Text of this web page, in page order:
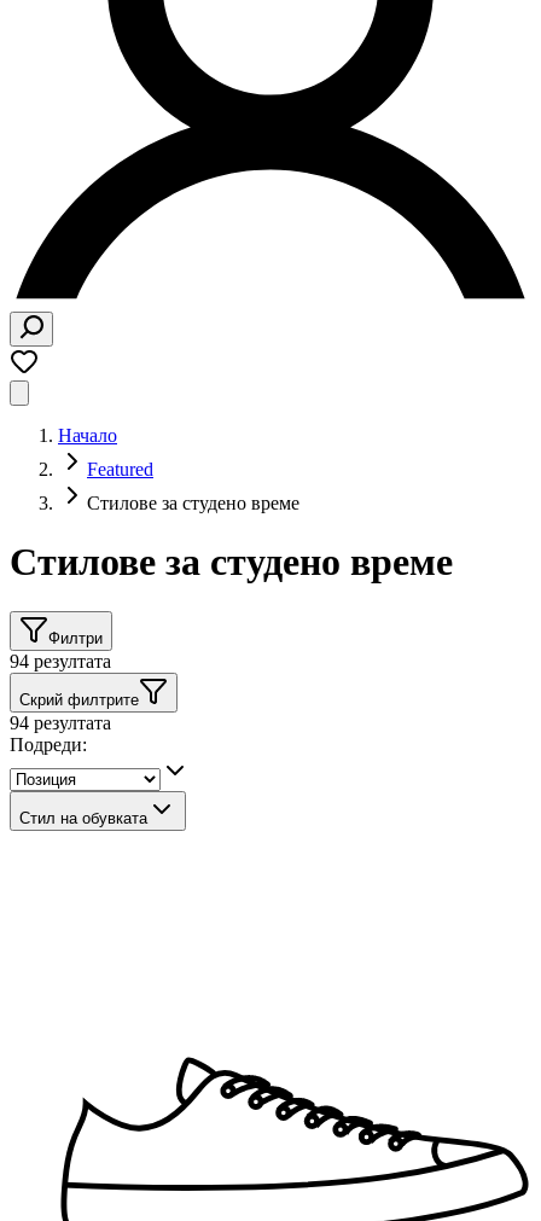
Начало
Featured
Стилове за студено време
Стилове за студено време
Филтри
94 резултата
Скрий филтрите
94 резултата
Подреди:
Стил на обувката